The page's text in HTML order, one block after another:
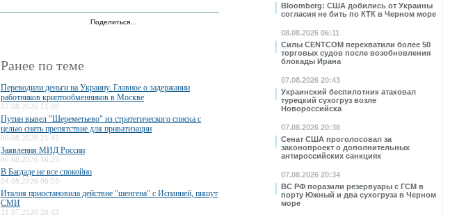
Bloomberg: США добились от Украины
согласия не бить по КТК в Черном море
08.08.2026 06:11
Силы CENTCOM перехватили более 50
торговых судов после возобновления
блокады Ирана
07.08.2026 20:43
Украинский беспилотник атаковал
турецкий сухогруз возле
Новороссийска
07.08.2026 20:38
Сенат США проголосовал за
законопроект о дополнительных
антироссийских санкциях
07.08.2026 20:34
ВС РФ поразили резервуары с ГСМ в
порту Южный и два сухогруза в Черном
море
Поделиться…
Ранее по теме
Переводили деньги на Украину. Главное о задержании
работников криптообменников в Москве
07.08.2026 11:09
Путин вывел "Шереметьево" из стратегического списка с
целью снять препятствие для приватизации
06.08.2026 21:42
Заявления МИД России
06.08.2026 16:23
В Багдаде не все спокойно
04.08.2026 06:55
Италия приостановила действие "шенгена" с Испанией, пишут
СМИ
31.07.2026 20:43